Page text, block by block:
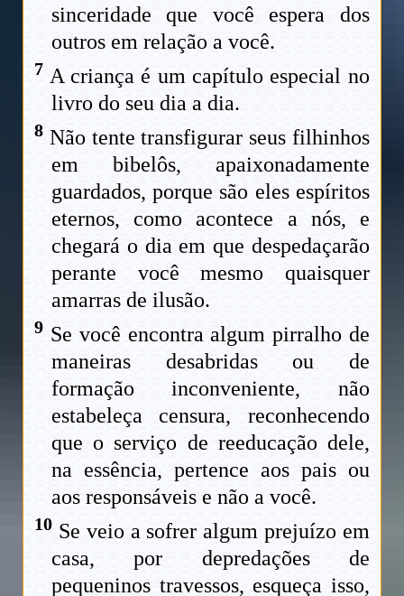
sinceridade que você espera dos
outros em relação a você.
7 A criança é um capítulo especial no
livro do seu dia a dia.
8 Não tente transfigurar seus filhinhos
em bibelôs, apaixonadamente
guardados, porque são eles espíritos
eternos, como acontece a nós, e
chegará o dia em que despedaçarão
perante você mesmo quaisquer
amarras de ilusão.
9 Se você encontra algum pirralho de
maneiras desabridas ou de
formação inconveniente, não
estabeleça censura, reconhecendo
que o serviço de reeducação dele,
na essência, pertence aos pais ou
aos responsáveis e não a você.
10 Se veio a sofrer algum prejuízo em
casa, por depredações de
pequeninos travessos, esqueça isso,